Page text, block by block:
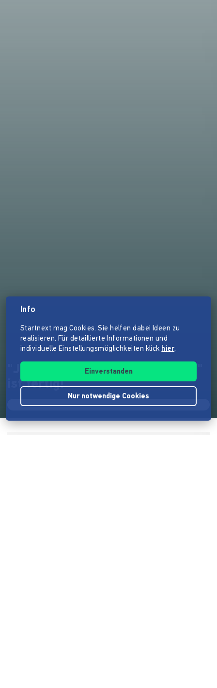
"Ja!" Sonjas Buch "FeuerAlarm"
ist fertig!
Info
Startnext mag Cookies. Sie helfen dabei Ideen zu
realisieren. Für detaillierte Informationen und
individuelle Einstellungsmöglichkeiten klick hier.
Einverstanden
Nur notwendige Cookies